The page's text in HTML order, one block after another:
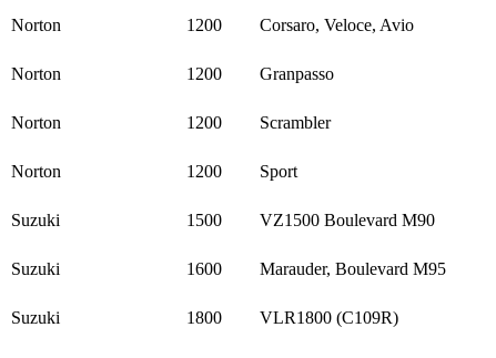
Norton 1200 Corsaro, Veloce, Avio
Norton 1200 Granpasso
Norton 1200 Scrambler
Norton 1200 Sport
Suzuki 1500 VZ1500 Boulevard M90
Suzuki 1600 Marauder, Boulevard M95
Suzuki 1800 VLR1800 (C109R)